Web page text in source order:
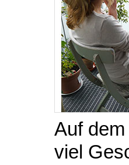
Auf
viel